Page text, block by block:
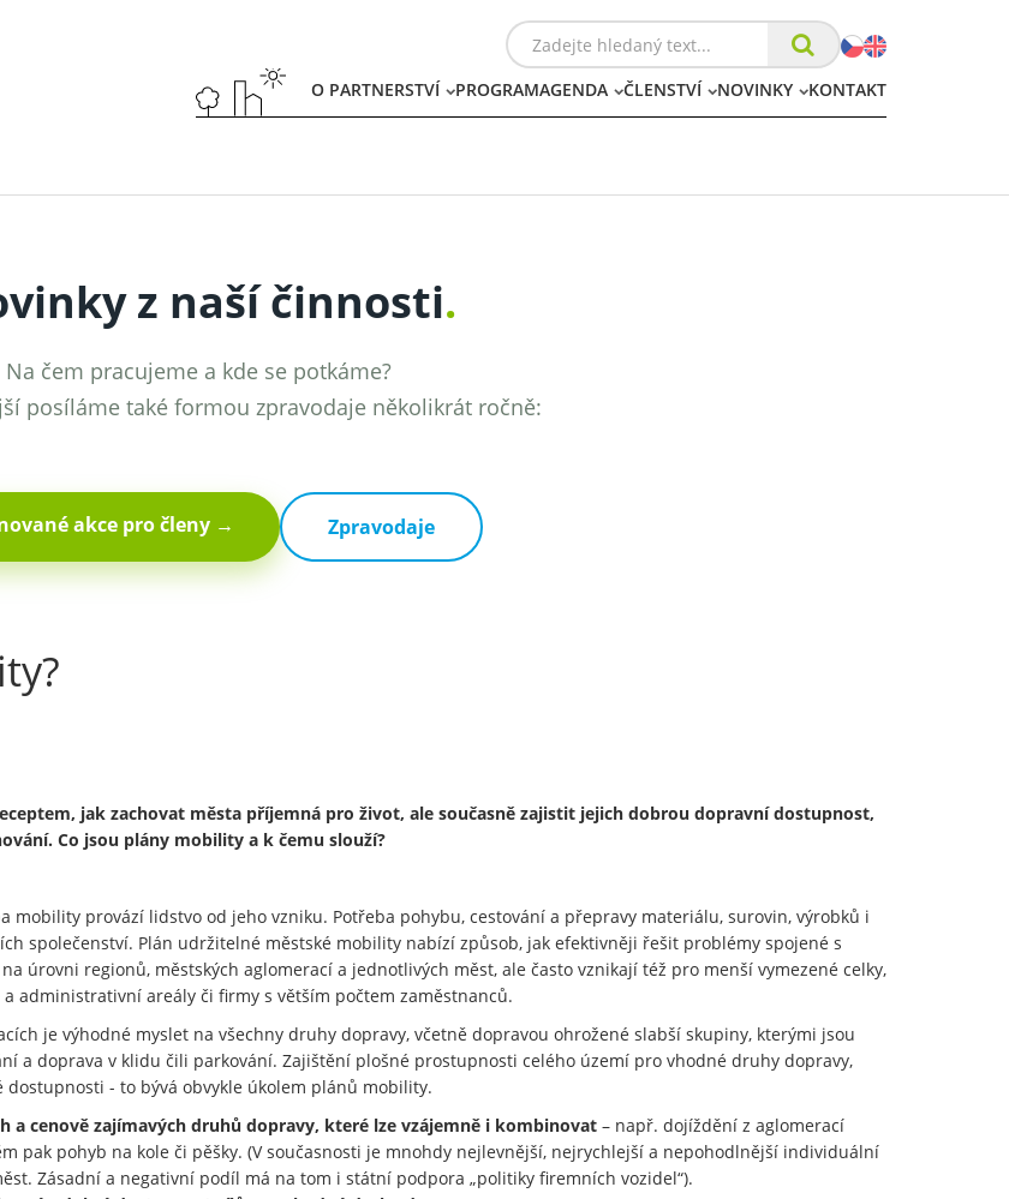
O PARTNERSTVÍ PROGRAMAGENDA ČLENSTVÍ NOVINKY KONTAKT
z naší činnosti.
Na čem pracujeme a kde se potkáme?
posíláme také formou zpravodaje několikrát ročně:
akce pro členy → Zpravodaje
jak zachovat města příjemná pro život, ale současně zajistit jejich dobrou dopravní dostupnost,
Co jsou plány mobility a k čemu slouží?
mobility provází lidstvo od jeho vzniku. Potřeba pohybu, cestování a přepravy materiálu, surovin, výrobků i
společenství. Plán udržitelné městské mobility nabízí způsob, jak efektivněji řešit problémy spojené s
úrovni regionů, městských aglomerací a jednotlivých měst, ale často vznikají též pro menší vymezené celky,
administrativní areály či firmy s větším počtem zaměstnanců.
je výhodné myslet na všechny druhy dopravy, včetně dopravou ohrožené slabší skupiny, kterými jsou
a doprava v klidu čili parkování. Zajištění plošné prostupnosti celého území pro vhodné druhy dopravy,
- to bývá obvykle úkolem plánů mobility.
cenově zajímavých druhů dopravy, které lze vzájemně i kombinovat – např. dojíždění z aglomerací
pak pohyb na kole či pěšky. (V současnosti je mnohdy nejlevnější, nejrychlejší a nepohodlnější individuální
Zásadní a negativní podíl má na tom i státní podpora „politiky firemních vozidel“).